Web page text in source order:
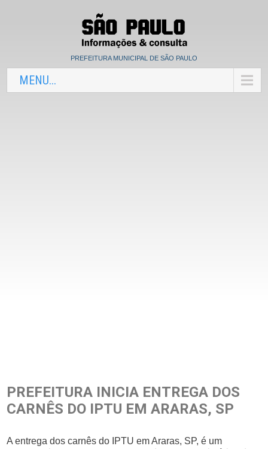
PREFEITURA MUNICIPAL DE SÃO PAULO
MENU...
PREFEITURA INICIA ENTREGA DOS
CARNÊS DO IPTU EM ARARAS, SP
A entrega dos carnês do IPTU em Araras, SP, é um